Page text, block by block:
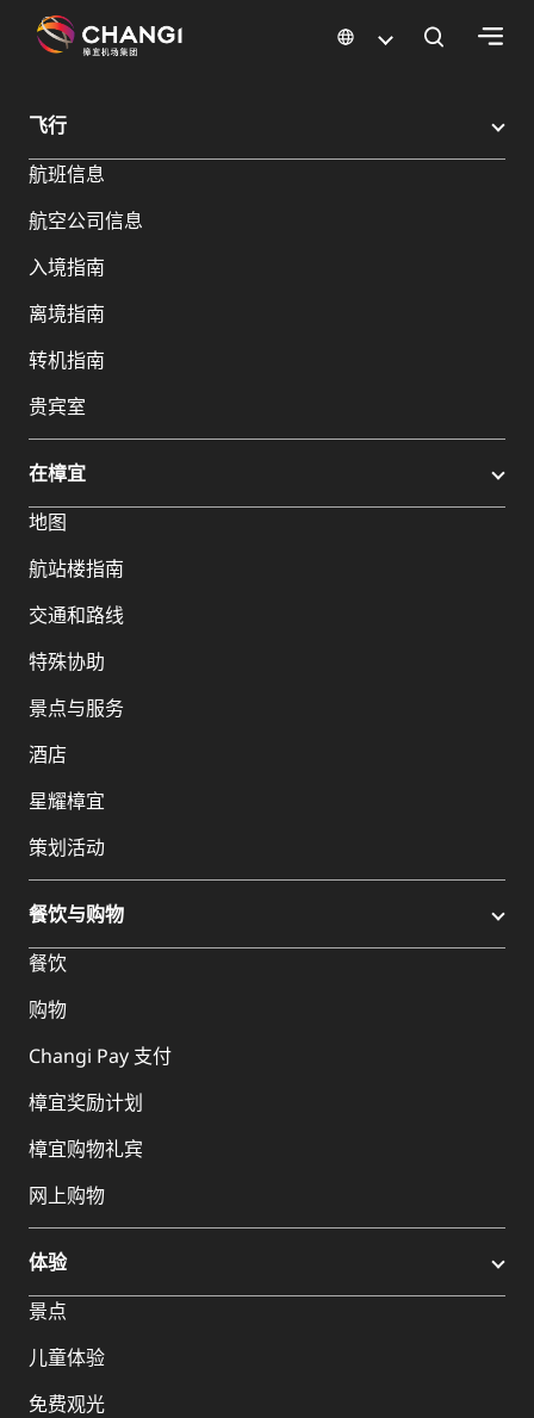
有
宜
网
选
语
言:
樟宜机场 樟宜机场餐饮与购物 樟宜机场购物指南 购物详情
飞行
航班信息
航空公司信息
入境指南
离境指南
转机指南
贵宾室
在樟宜
地图
航站楼指南
交通和路线
特殊协助
景点与服务
酒店
星耀樟宜
策划活动
餐饮与购物
餐饮
购物
Changi Pay 支付
樟宜奖励计划
樟宜购物礼宾
网上购物
体验
景点
儿童体验
免费观光